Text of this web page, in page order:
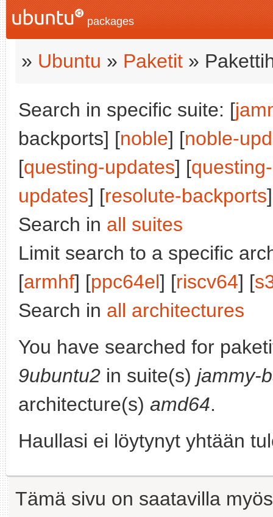
packages
» Ubuntu » Paketit »
Search in specific suite: [
backports] [noble] [noble-
[questing-updates] [
updates] [resolute-backports
Search in all suites
Limit search to a specific
[armhf] [ppc64el] [riscv64] [
Search in all architectures
You have searched for
9ubuntu2 in suite(s) jammy-
architecture(s) amd64.
Haullasi ei löytynyt yhtään
Tämä sivu on saatavilla